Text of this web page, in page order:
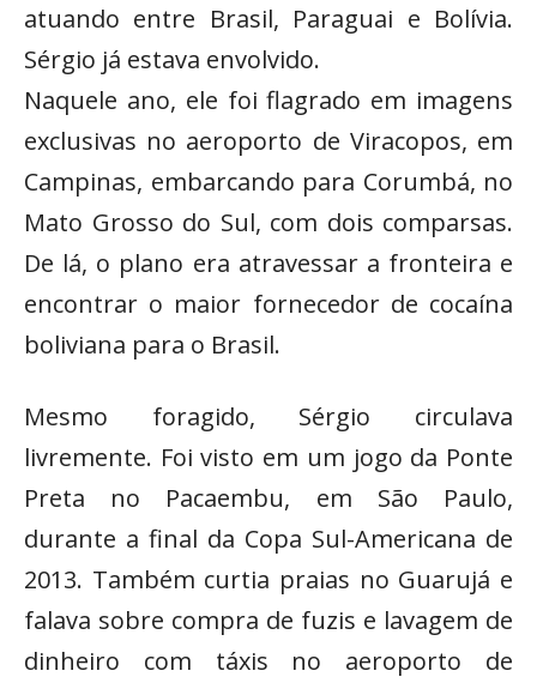
atuando entre Brasil, Paraguai e Bolívia.
Sérgio já estava envolvido.
Naquele ano, ele foi flagrado em imagens
exclusivas no aeroporto de Viracopos, em
Campinas, embarcando para Corumbá, no
Mato Grosso do Sul, com dois comparsas.
De lá, o plano era atravessar a fronteira e
encontrar o maior fornecedor de cocaína
boliviana para o Brasil.
Mesmo foragido, Sérgio circulava
livremente. Foi visto em um jogo da Ponte
Preta no Pacaembu, em São Paulo,
durante a final da Copa Sul-Americana de
2013. Também curtia praias no Guarujá e
falava sobre compra de fuzis e lavagem de
dinheiro com táxis no aeroporto de